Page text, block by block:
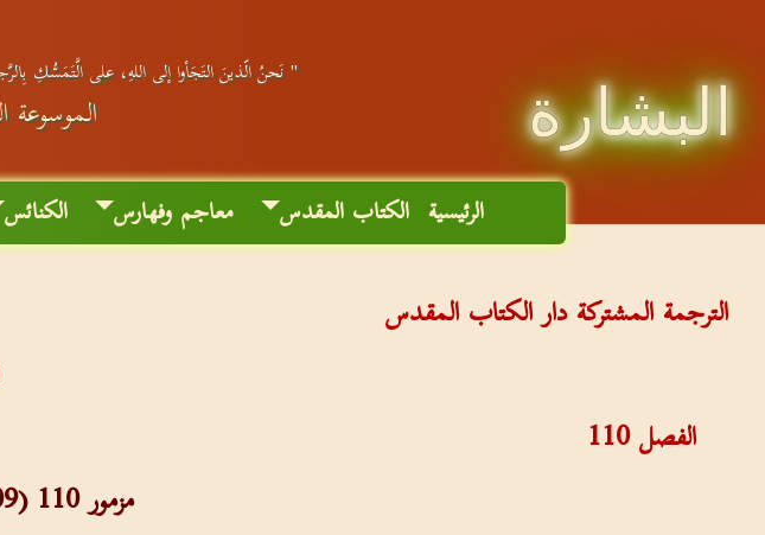
البشارة
" نَحنُ الّذينَ التَجَأوا إلى اللهِ، على الَّتَمَسُّكِ
الموسوعة
الرئيسية الكتاب المقدس معاجم وفهارس الكنائس
الترجمة المشتركة دار الكتاب المقدس
الفصل110
مزمور 110 (109)كلام الرب للملك